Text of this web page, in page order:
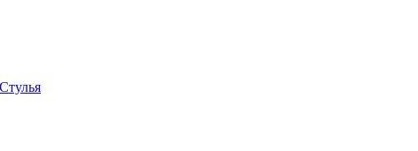
Стулья